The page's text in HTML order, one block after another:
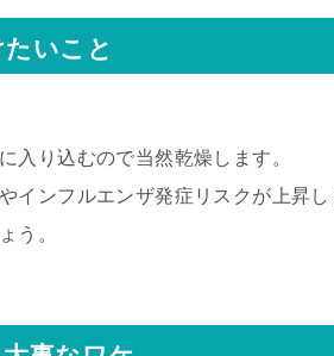
いこと
入り込むので当然乾燥します。
インフルエンザ発症リスクが上昇
う。